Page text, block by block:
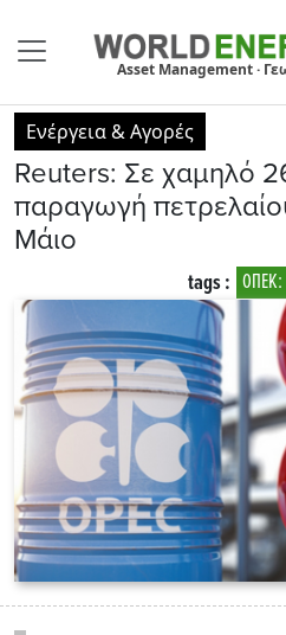
Asset Management ·
Ενέργεια & Αγορές
Reuters: Σε χαμηλό
παραγωγή
Μάιο
ΟΠΕΚ:
tags :